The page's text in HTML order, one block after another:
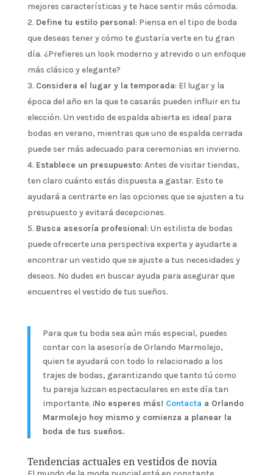
mejores características y te hace sentir más cómoda.
Define tu estilo personal: Piensa en el tipo de boda
que deseas tener y cómo te gustaría verte en tu gran
día. ¿Prefieres un look moderno y atrevido o un enfoque
más clásico y elegante?
Considera el lugar y la temporada: El lugar y la
época del año en la que te casarás pueden influir en tu
elección. Un vestido de espalda abierta es ideal para
bodas en verano, mientras que uno de espalda cerrada
puede ser más adecuado para ceremonias en invierno.
Establece un presupuesto: Antes de visitar tiendas,
ten claro cuánto estás dispuesta a gastar. Esto te
ayudará a centrarte en las opciones que se ajusten a tu
presupuesto y evitará decepciones.
Busca asesoría profesional: Un estilista de bodas
puede ofrecerte una perspectiva experta y ayudarte a
encontrar un vestido que se ajuste a tus necesidades y
deseos. No dudes en buscar ayuda para asegurar que
encuentres el vestido de tus sueños.
Para que tu boda sea aún más especial, puedes
contar con la asesoría de Orlando Marmolejo,
quien te ayudará con todo lo relacionado a los
trajes de bodas, garantizando que tanto tú como
tu pareja luzcan espectaculares en este día tan
importante. ¡No esperes más! Contacta a Orlando
Marmolejo hoy mismo y comienza a planear la
boda de tus sueños.
Tendencias actuales en vestidos de novia